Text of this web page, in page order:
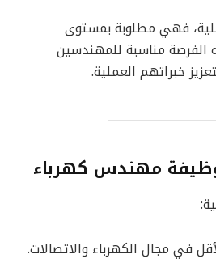
فهي مطلوبة بمستوى
مناسبة للمهندسين
خبراتهم العملية.
مهندس كهرباء
في مجال الكهرباء والاتصالات.